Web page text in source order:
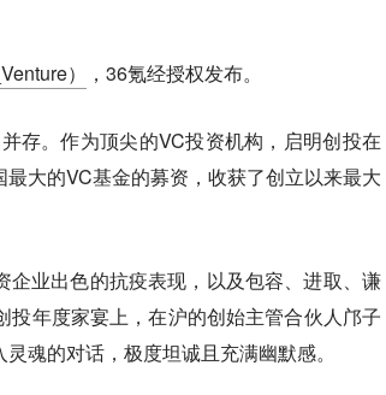
） ，36氪经授权发布。
存。作为顶尖的VC投资机构，启明创投在
大的VC基金的募资，收获了创立以来最大
业出色的抗疫表现，以及包容、进取、谦
年度家宴上，在沪的创始主管合伙人邝子
魂的对话，极度坦诚且充满幽默感。